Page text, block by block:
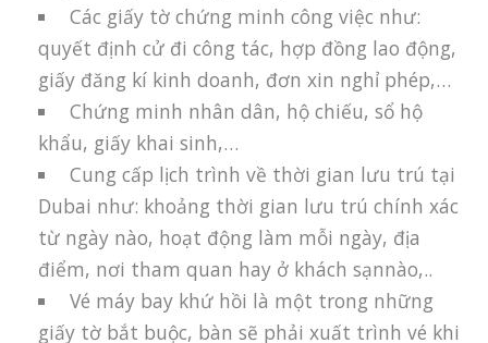
Các giấy tờ chứng minh công việc như:
quyết định cử đi công tác, hợp đồng lao động,
giấy đăng kí kinh doanh, đơn xin nghỉ phép,…
Chứng minh nhân dân, hộ chiếu, sổ hộ
khẩu, giấy khai sinh,…
Cung cấp lịch trình về thời gian lưu trú tại
Dubai như: khoảng thời gian lưu trú chính xác
từ ngày nào, hoạt động làm mỗi ngày, địa
điểm, nơi tham quan hay ở khách sạnnào,..
Vé máy bay khứ hồi là một trong những
giấy tờ bắt buộc, bàn sẽ phải xuất trình vé khi